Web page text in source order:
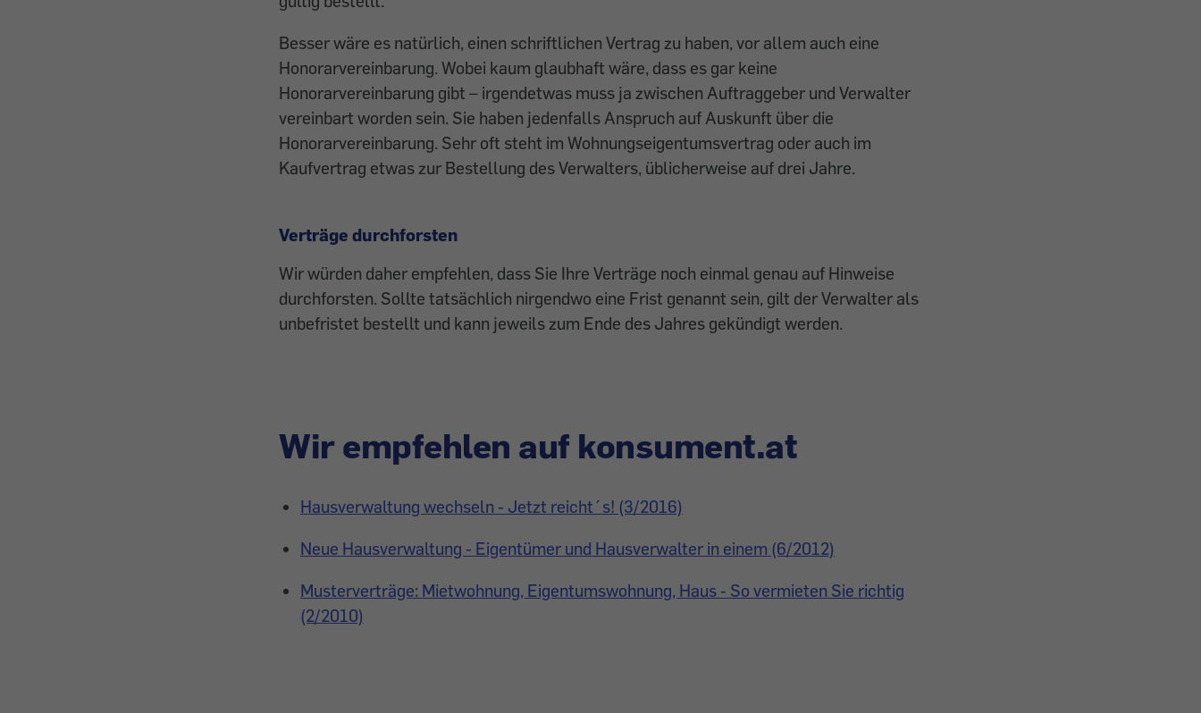
Besser wäre es natürlich, einen schriftlichen Vertrag zu haben, vor allem auch eine
Honorarvereinbarung. Wobei kaum glaubhaft wäre, dass es gar keine
Honorarvereinbarung gibt – irgendetwas muss ja zwischen Auftraggeber und Verwalter
vereinbart worden sein. Sie haben jedenfalls Anspruch auf Auskunft über die
Honorarvereinbarung. Sehr oft steht im Wohnungseigentumsvertrag oder auch im
Kaufvertrag etwas zur Bestellung des Verwalters, üblicherweise auf drei Jahre.
Verträge durchforsten
Wir würden daher empfehlen, dass Sie Ihre Verträge noch einmal genau auf Hinweise
durchforsten. Sollte tatsächlich nirgendwo eine Frist genannt sein, gilt der Verwalter als
unbefristet bestellt und kann jeweils zum Ende des Jahres gekündigt werden.
Wir empfehlen auf konsument.at
Hausverwaltung wechseln - Jetzt reicht´s! (3/2016)
Neue Hausverwaltung - Eigentümer und Hausverwalter in einem (6/2012)
Musterverträge: Mietwohnung, Eigentumswohnung, Haus - So vermieten Sie richtig
(2/2010)